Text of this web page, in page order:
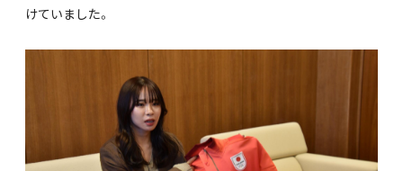
けていました。